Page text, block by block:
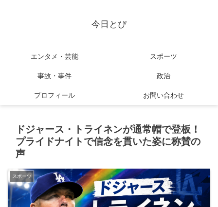
今日とぴ
エンタメ・芸能 スポーツ
事故・事件 政治
プロフィール お問い合わせ
ドジャース・トライネンが通常帽で登板！
プライドナイトで信念を貫いた姿に称賛の
声
スポーツ